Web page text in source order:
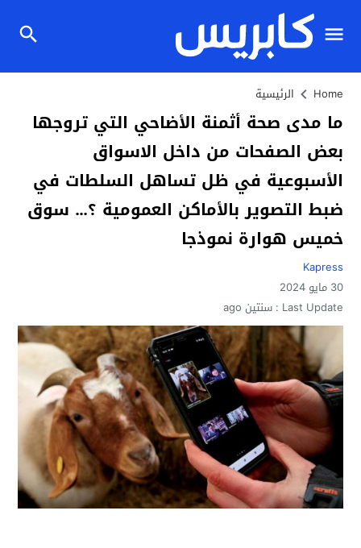
Home الرئيسية
ما مدى صحة أثمنة الأضاحي التي تروجها
بعض الصفحات من داخل الاسواق
الأسبوعية في ظل تساهل السلطات في
ضبط التصوير بالأماكن العمومية ؟… سوق
خميس هوارة نموذجا
Kapress
30 مايو 2024
Last Update : سنتين ago